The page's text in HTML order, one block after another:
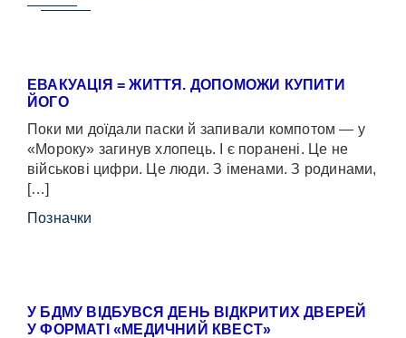
ЕВАКУАЦІЯ = ЖИТТЯ. ДОПОМОЖИ КУПИТИ
ЙОГО
Поки ми доїдали паски й запивали компотом — у
«Мороку» загинув хлопець. І є поранені. Це не
військові цифри. Це люди. З іменами. З родинами,
[…]
Позначки
У БДМУ ВІДБУВСЯ ДЕНЬ ВІДКРИТИХ ДВЕРЕЙ
У ФОРМАТІ «МЕДИЧНИЙ КВЕСТ»